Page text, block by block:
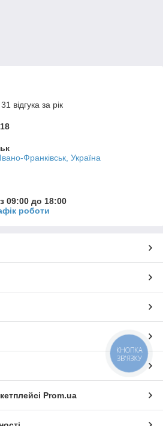
відгука за рік
Франківськ, Україна
09:00 до 18:00
роботи
Prom.ua
КНОПКА
ЗВ'ЯЗКУ